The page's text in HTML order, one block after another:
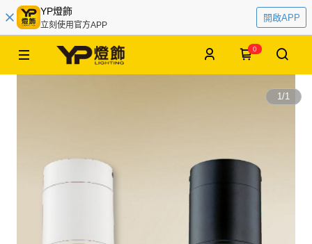
YP燈飾
立刻使用官方APP
開啟APP
0
1/1